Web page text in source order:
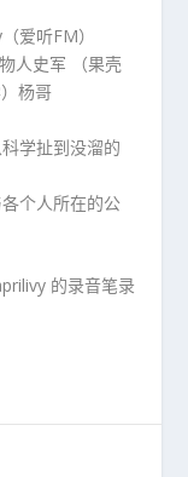
爱听FM）
人史军 （果壳
杨哥
学扯到没溜的
个人所在的公
的录音笔录